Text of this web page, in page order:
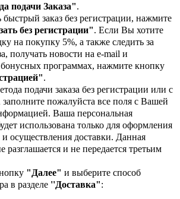
подачи Заказа".
быстрый заказ без регистрации, нажмите
без регистрации". Если Вы хотите
на покупку 5%, а также следить за
получать новости на e-mail и
бонусных программах, нажмите кнопку
.
подачи заказа без регистрации или с
заполните пожалуйста все поля с Вашей
Ваша персональная
использована только для оформления
и осуществления доставки. Данная
разглашается и не передается третьим
"Далее" и выберите способ
в разделе ''Доставка":